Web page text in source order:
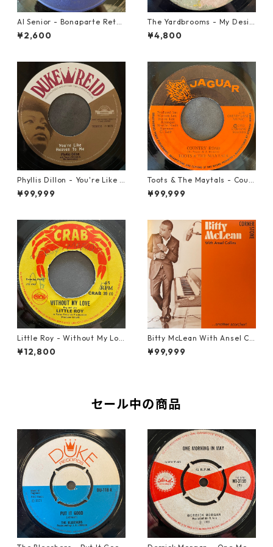
Al Senior - Bonaparte Retre
at【7-21861】
¥2,600
The Yardbrooms - My Desir
e【7-21922】
¥4,800
Phyllis Dillon - You're Like H
eaven To Me【7-21913】
¥99,999
Toots & The Maytals - Coun
try Road【7-21951】
¥99,999
Little Roy - Without My Lov
e【7-21990】
¥12,800
Bitty McLean With Ansel Co
llins ‎- Cornerstone 【7-2193
3】
¥99,999
セール中の商品